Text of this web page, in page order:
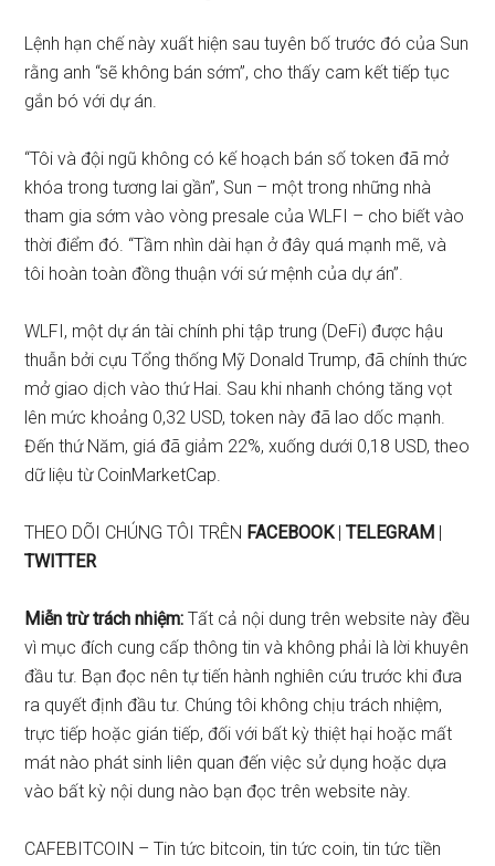
Lệnh hạn chế này xuất hiện sau tuyên bố trước đó của Sun
rằng anh “sẽ không bán sớm”, cho thấy cam kết tiếp tục
gắn bó với dự án.
“Tôi và đội ngũ không có kế hoạch bán số token đã mở
khóa trong tương lai gần”, Sun – một trong những nhà
tham gia sớm vào vòng presale của WLFI – cho biết vào
thời điểm đó. “Tầm nhìn dài hạn ở đây quá mạnh mẽ, và
tôi hoàn toàn đồng thuận với sứ mệnh của dự án”.
WLFI, một dự án tài chính phi tập trung (DeFi) được hậu
thuẫn bởi cựu Tổng thống Mỹ Donald Trump, đã chính thức
mở giao dịch vào thứ Hai. Sau khi nhanh chóng tăng vọt
lên mức khoảng 0,32 USD, token này đã lao dốc mạnh.
Đến thứ Năm, giá đã giảm 22%, xuống dưới 0,18 USD, theo
dữ liệu từ CoinMarketCap.
THEO DÕI CHÚNG TÔI TRÊN FACEBOOK|TELEGRAM |
TWITTER
Miễn trừ trách nhiệm: Tất cả nội dung trên website này đều
vì mục đích cung cấp thông tin và không phải là lời khuyên
đầu tư. Bạn đọc nên tự tiến hành nghiên cứu trước khi đưa
ra quyết định đầu tư. Chúng tôi không chịu trách nhiệm,
trực tiếp hoặc gián tiếp, đối với bất kỳ thiệt hại hoặc mất
mát nào phát sinh liên quan đến việc sử dụng hoặc dựa
vào bất kỳ nội dung nào bạn đọc trên website này.
CAFEBITCOIN – Tin tức bitcoin, tin tức coin, tin tức tiền